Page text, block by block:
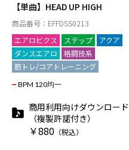
【単曲】HEAD UP HIGH
商品番号：EFFDSS0213
エアロビクス
ステップ
アクア
ダンスエアロ
格闘技系
筋トレ/コアトレーニング
BPM 120均一
商用利用向けダウンロード
（複製許諾付き）
￥880 （税込）